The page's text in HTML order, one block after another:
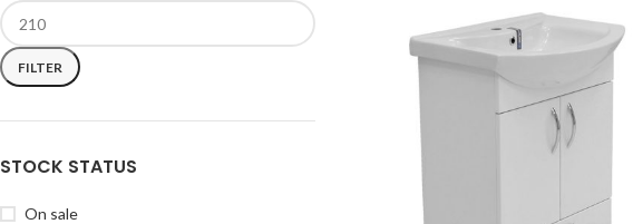
FILTER
STOCK STATUS
On sale